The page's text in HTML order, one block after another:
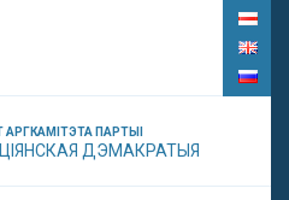
ПАРТЫІ
ДЭМАКРАТЫЯ